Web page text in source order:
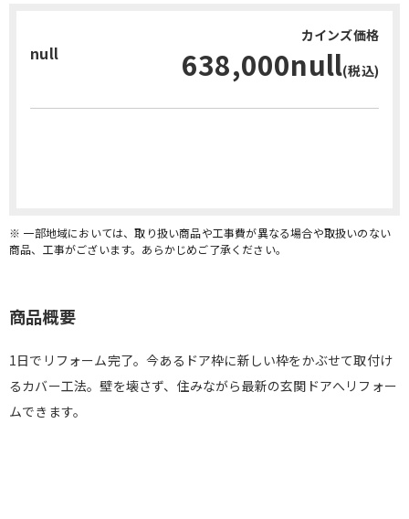
null
カインズ価格
638,000null(税込)
※ 一部地域においては、取り扱い商品や工事費が異なる場合や取扱いのない
商品、工事がございます。あらかじめご了承ください。
商品概要
1日でリフォーム完了。今あるドア枠に新しい枠をかぶせて取付け
るカバー工法。壁を壊さず、住みながら最新の玄関ドアへリフォー
ムできます。